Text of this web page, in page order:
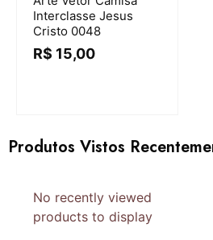
Interclasse Jesus
Cristo 0048
R$ 15,00
Produtos Vistos
No recently viewed
products to display